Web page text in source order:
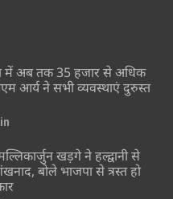
में अब तक 35 हजार से अधिक
आर्य ने सभी व्यवस्थाएं दुरुस्त
मल्लिकार्जुन खड़गे ने हल्द्वानी से
बोले भाजपा से त्रस्त हो